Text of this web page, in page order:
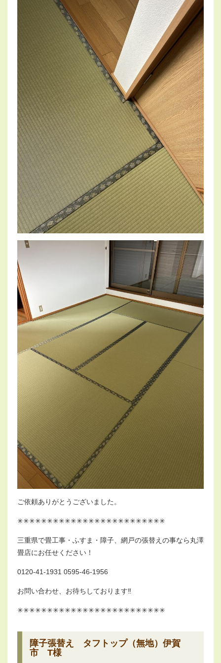
ご依頼ありがとうございました。
✳︎✳︎✳︎✳︎✳︎✳︎✳︎✳︎✳︎✳︎✳︎✳︎✳︎✳︎✳︎✳︎✳︎✳︎✳︎✳︎✳︎✳︎✳︎✳︎✳︎
三重県で畳工事・ふすま・障子、網戸の張替えの事なら丸澤
畳店にお任せください！
0120-41-1931 0595-46-1956
お問い合わせ、お待ちしております‼︎
✳︎✳︎✳︎✳︎✳︎✳︎✳︎✳︎✳︎✳︎✳︎✳︎✳︎✳︎✳︎✳︎✳︎✳︎✳︎✳︎✳︎✳︎✳︎✳︎✳︎
障子張替え タフトップ（無地）伊賀
市 T様